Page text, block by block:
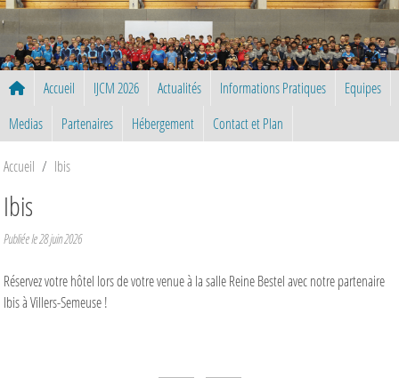
Accueil IJCM 2026 Actualités Informations Pratiques
Equipes
Medias
Partenaires Hébergement Contact et Plan
Accueil Ibis
Ibis
Publiée le28 juin 2026
Réservez votre hôtel lors de votre venue à la salle Reine Bestel avec notre partenaire
Ibis à Villers-Semeuse !
Panneau de gestion des cookies